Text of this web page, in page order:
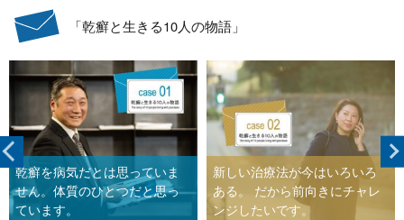
「乾癬と生きる10人の物語」
乾癬を病気だとは思っていま
せん。体質のひとつだと思っ
ています。
新しい治療法が今はいろいろ
ある。 だから前向きにチャレ
ンジしたいです。